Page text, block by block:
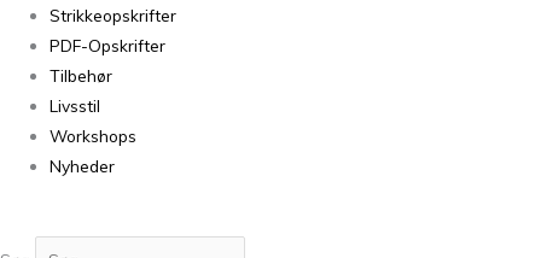
Strikkeopskrifter
PDF-Opskrifter
Tilbehør
Livsstil
Workshops
Nyheder